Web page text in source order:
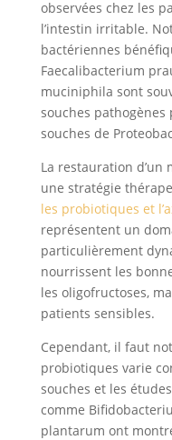
observées chez les
l’intestin irritable.
bactériennes
Faecalibacterium
muciniphila sont
souches
souches de
La restauration
une stratégie
les probiotiques et
représentent un
particulièrement
nourrissent les
les oligofructoses,
patients sensibles.
Cependant, il faut
probiotiques varie
souches et les
comme
plantarum ont